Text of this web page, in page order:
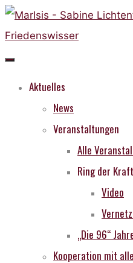
Skip
to
content
Aktuelles
News
Veranstaltungen
Alle
Ring der Kraft
Video
„Die 96“
Kooperation mit